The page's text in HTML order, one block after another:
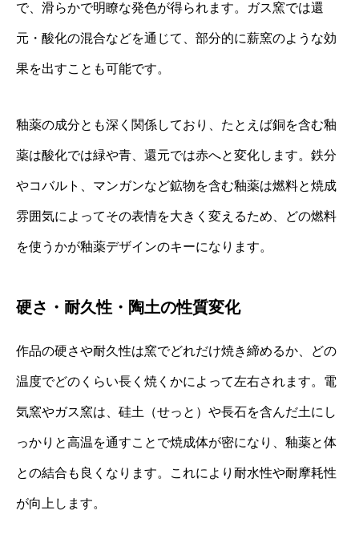
で、滑らかで明瞭な発色が得られます。ガス窯では還
元・酸化の混合などを通じて、部分的に薪窯のような効
果を出すことも可能です。
釉薬の成分とも深く関係しており、たとえば銅を含む釉
薬は酸化では緑や青、還元では赤へと変化します。鉄分
やコバルト、マンガンなど鉱物を含む釉薬は燃料と焼成
雰囲気によってその表情を大きく変えるため、どの燃料
を使うかが釉薬デザインのキーになります。
硬さ・耐久性・陶土の性質変化
作品の硬さや耐久性は窯でどれだけ焼き締めるか、どの
温度でどのくらい長く焼くかによって左右されます。電
気窯やガス窯は、硅土（せっと）や長石を含んだ土にし
っかりと高温を通すことで焼成体が密になり、釉薬と体
との結合も良くなります。これにより耐水性や耐摩耗性
が向上します。